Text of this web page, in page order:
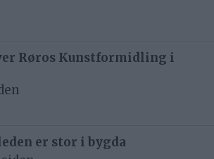
Røros Kunstformidling i
er stor i bygda